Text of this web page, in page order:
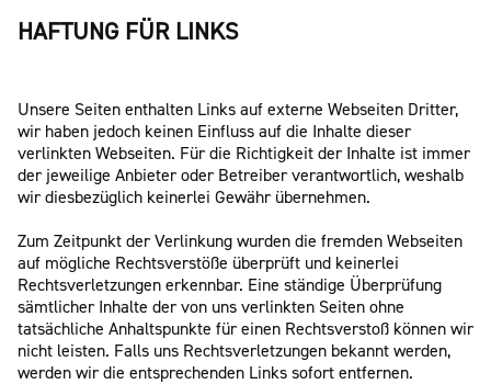
HAFTUNG FÜR LINKS
Unsere Seiten enthalten Links auf externe Webseiten Dritter,
wir haben jedoch keinen Einfluss auf die Inhalte dieser
verlinkten Webseiten. Für die Richtigkeit der Inhalte ist immer
der jeweilige Anbieter oder Betreiber verantwortlich, weshalb
wir diesbezüglich keinerlei Gewähr übernehmen.
Zum Zeitpunkt der Verlinkung wurden die fremden Webseiten
auf mögliche Rechtsverstöße überprüft und keinerlei
Rechtsverletzungen erkennbar. Eine ständige Überprüfung
sämtlicher Inhalte der von uns verlinkten Seiten ohne
tatsächliche Anhaltspunkte für einen Rechtsverstoß können wir
nicht leisten. Falls uns Rechtsverletzungen bekannt werden,
werden wir die entsprechenden Links sofort entfernen.